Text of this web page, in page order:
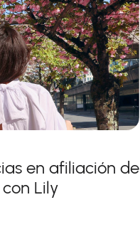
en afiliación de
Lily